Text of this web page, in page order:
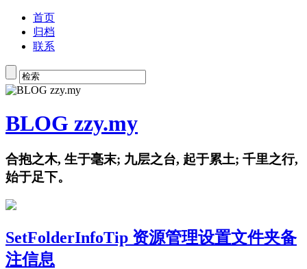
首页
归档
联系
BLOG zzy.my
合抱之木, 生于毫末; 九层之台, 起于累土; 千里之行,
始于足下。
SetFolderInfoTip 资源管理设置文件夹备
注信息